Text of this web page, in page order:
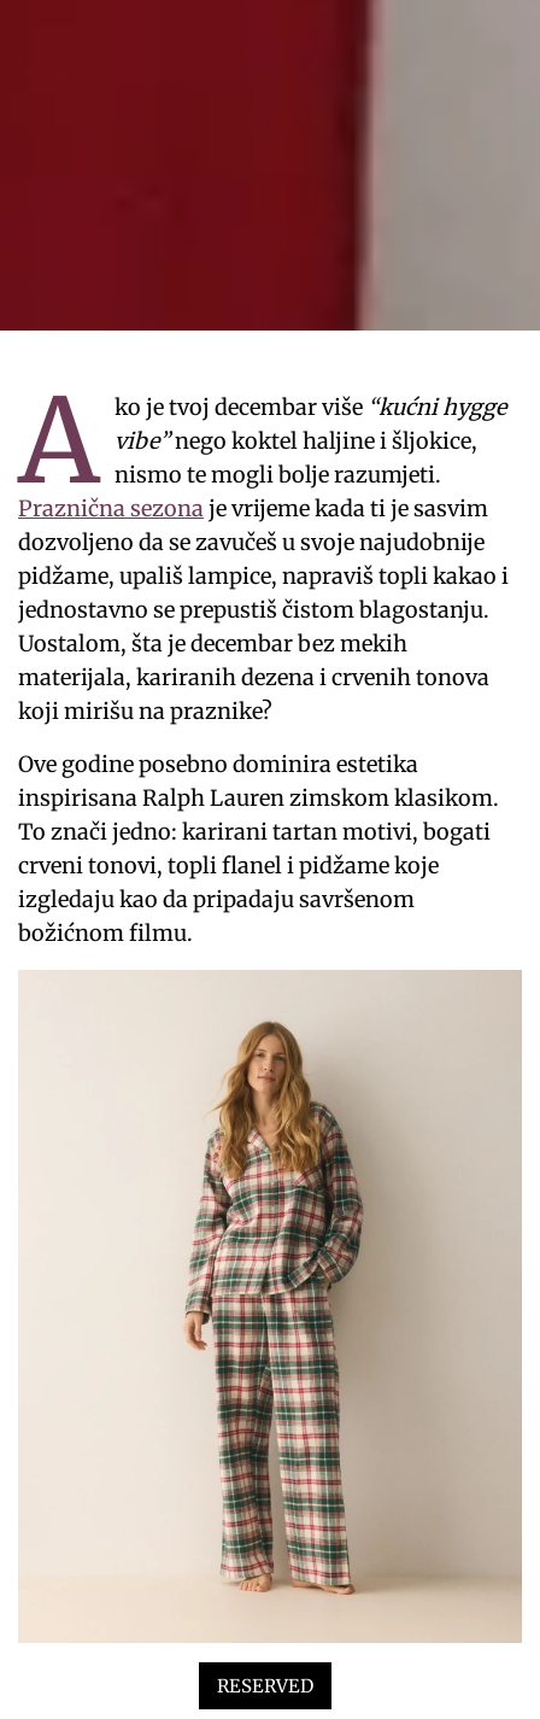
A ko je tvoj decembar više “kućni hygge
vibe”nego koktel haljine i šljokice,
nismo te mogli bolje razumjeti.
Praznična sezonaje vrijeme kada ti je sasvim
dozvoljeno da se zavučeš u svoje najudobnije
pidžame, upališ lampice, napraviš topli kakao i
jednostavno se prepustiš čistom blagostanju.
Uostalom, šta je decembar bez mekih
materijala, kariranih dezena i crvenih tonova
koji mirišu na praznike?
Ove godine posebno dominira estetika
inspirisana Ralph Lauren zimskom klasikom.
To znači jedno: karirani tartan motivi, bogati
crveni tonovi, topli flanel i pidžame koje
izgledaju kao da pripadaju savršenom
božićnom filmu.
RESERVED